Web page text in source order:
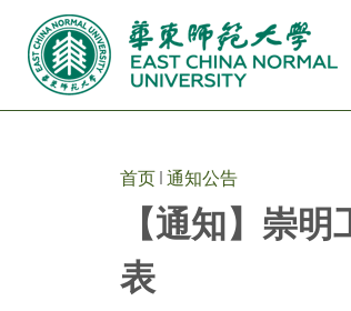
首页 通知公告
【通知】崇
表